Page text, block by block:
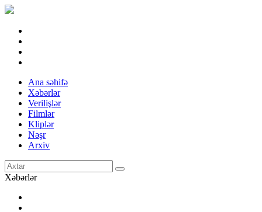
Ana səhifə
Xəbərlər
Verilişlər
Filmlər
Kliplər
Nəşr
Arxiv
Xəbərlər